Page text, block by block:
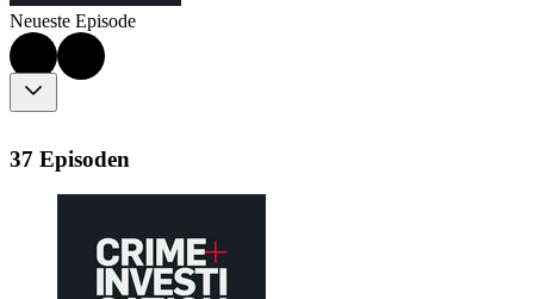
Neueste Episode
37 Episoden